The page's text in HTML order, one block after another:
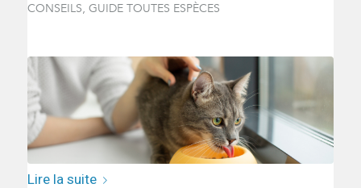
CONSEILS, GUIDE TOUTES ESPÈCES
Lire la suite